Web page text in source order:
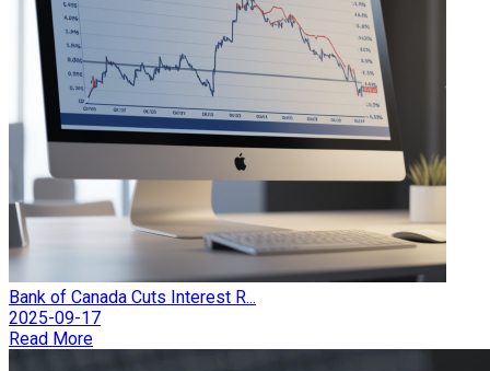
Bank of Canada Cuts Interest R...
2025-09-17
Read More